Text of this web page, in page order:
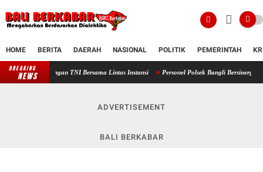
HOME BERITA DAERAH NASIONAL POLITIK PEMERINTAH
BREAKING
NEWS
TNI Bersama Lintas Instansi Personel Polsek Bangli Bersinergi dengan Inkait
ADVERTISEMENT
BALI BERKABAR